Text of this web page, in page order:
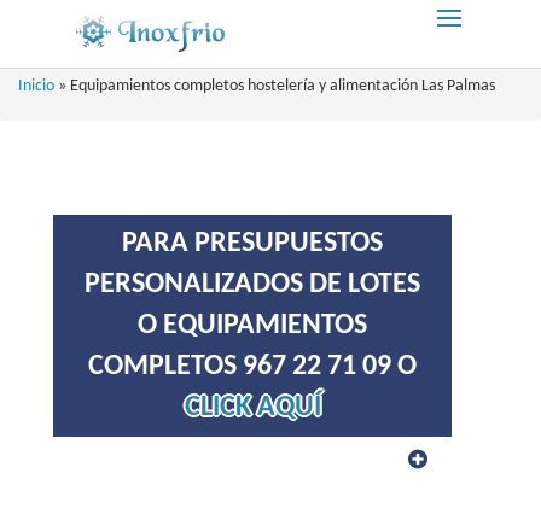
Inicio » Equipamientos completos hostelería y alimentación Las Palmas
PARA PRESUPUESTOS
PERSONALIZADOS DE LOTES
O EQUIPAMIENTOS
COMPLETOS 967 22 71 09 O
CLICK AQUÍ